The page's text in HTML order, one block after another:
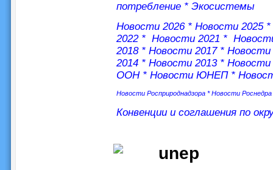
потребление * Экосистемы
Новости 2026 * Новости 2025*
2022* Новости 2021 *
2018* Новости 2017* Новости
2014 * Новости 2013 * Новости
ООН* Новости ЮНЕП*
Новости Росприроднадзора*Новости Роснедра
Конвенции и соглашения по